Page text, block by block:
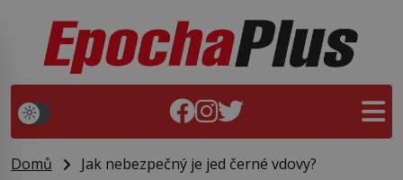
Domů Jak nebezpečný je jed černé vdovy?